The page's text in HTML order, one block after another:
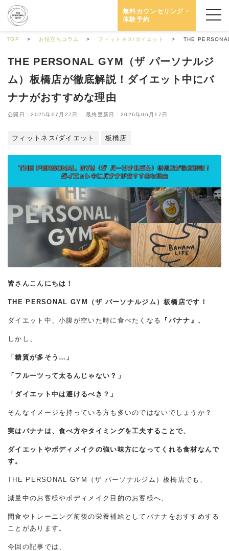
無料カウンセリング・
体験予約
TOP お役立ちコラム フィットネス/ダイエット THE
THE PERSONAL GYM（ザ パーソナルジ
ム）板橋店が徹底解説！ダイエット中にバ
ナナがおすすめな理由
公開日：2025年07月27日 最終更新日：2026年06月17日
フィットネス/ダイエット 板橋店
皆さんこんにちは！
THE PERSONAL GYM（ザ パーソナルジム）板橋店です！
ダイエット中、小腹が空いた時に食べたくなる 『バナナ』 。
しかし、
「糖質が多そう…」
「フルーツって太るんじゃない？」
「ダイエット中は避けるべき？」
そんなイメージを持っている方も多いのではないでしょうか？
実はバナナは、食べ方やタイミングを工夫することで、
ダイエットやボディメイクの強い味方になってくれる食材なんで
す。
THE PERSONAL GYM（ザ パーソナルジム）板橋店でも、
減量中のお客様やボディメイク目的のお客様へ、
間食やトレーニング前後の栄養補給としてバナナをおすすめする
ことがあります。
今回の記事では、